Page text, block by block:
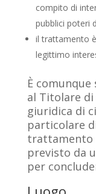
compito di
pubblici poteri
il trattamento
legittimo
È
al Titolare
giuridica di
particolare
trattamento
previsto da
per